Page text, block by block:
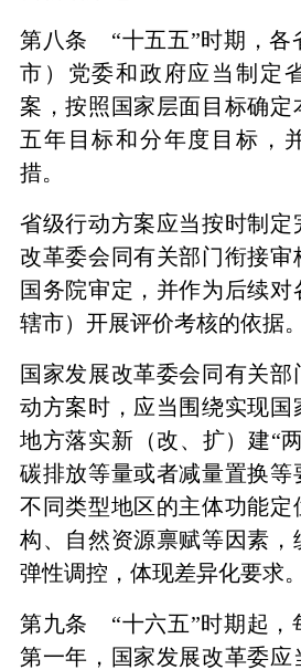
第八条 “十五五”时期，各
市）党委和政府应当制定
案，按照国家层面目标确定
五年目标和分年度目标，
措。
省级行动方案应当按时制定
改革委会同有关部门衔接审
国务院审定，并作为后续
辖市）开展评价考核的依据。
国家发展改革委会同有关
动方案时，应当围绕实现国
地方落实新（改、扩）建“
碳排放等量或者减量置换等
不同类型地区的主体功能定
构、自然资源禀赋等因素，
弹性调控，体现差异化要求。
第九条 “十六五”时期起，
第一年，国家发展改革委应